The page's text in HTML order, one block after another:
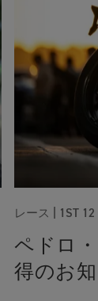
レース | 1ST 12
ペドロ
得のお